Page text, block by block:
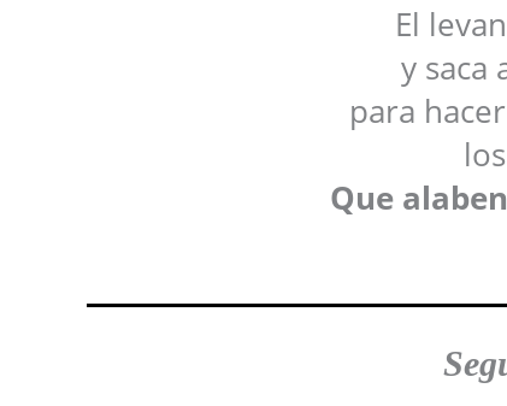
El
y saca
para
Que